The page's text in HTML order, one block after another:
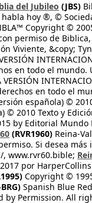
del Jubileo (JBS)
habla hoy ®, ©
Copyright ©
permiso de
Viviente, &copy;
en todo el mundo.
VERSIÓN
en todo el
española) ©
© 2010 Texto y
by Editorial Mundo
(RVR1960) Reina-
Si desea
www.rvr60.bible;
por
Copyright ©
Spanish Blue
by Permission. All